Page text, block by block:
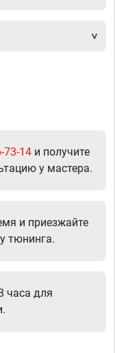
73-14 и получите
у мастера.
и приезжайте
тюнинга.
часа для